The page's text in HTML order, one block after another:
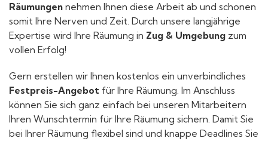
Räumungen nehmen Ihnen diese Arbeit ab und schonen
somit Ihre Nerven und Zeit. Durch unsere langjährige
Expertise wird Ihre Räumung in Zug & Umgebung zum
vollen Erfolg!
Gern erstellen wir Ihnen kostenlos ein unverbindliches
Festpreis-Angebot für Ihre Räumung. Im Anschluss
können Sie sich ganz einfach bei unseren Mitarbeitern
Ihren Wunschtermin für Ihre Räumung sichern. Damit Sie
bei Ihrer Räumung flexibel sind und knappe Deadlines Sie